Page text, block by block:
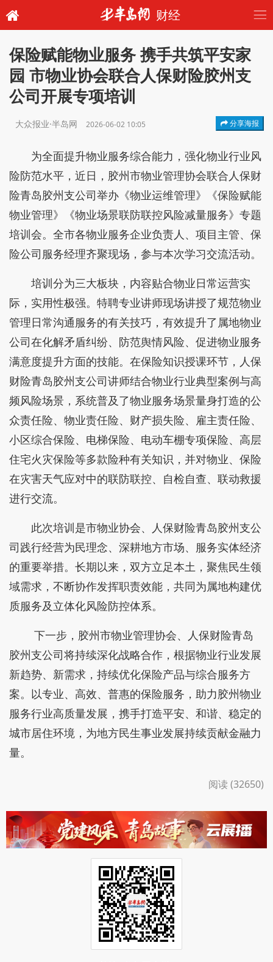
财经
保险赋能物业服务 携手共筑平安家
园 市物业协会联合人保财险胶州支
公司开展专项培训
大众报业·半岛网 2026-06-02 10:05 分享海报
为全面提升物业服务综合能力，强化物业行业风
险防范水平，近日，胶州市物业管理协会联合人保财
险青岛胶州支公司举办《物业运维管理》《保险赋能
物业管理》《物业场景联防联控风险减量服务》专题
培训会。全市各物业服务企业负责人、项目主管、保
险公司服务经理齐聚现场，参与本次学习交流活动。
培训分为三大板块，内容贴合物业日常运营实
际，实用性极强。特聘专业讲师现场讲授了规范物业
管理日常沟通服务的有关技巧，有效提升了属地物业
公司在化解矛盾纠纷、防范舆情风险、促进物业服务
满意度提升方面的技能。在保险知识授课环节，人保
财险青岛胶州支公司讲师结合物业行业典型案例与高
频风险场景，系统普及了物业服务场景量身打造的公
众责任险、物业责任险、财产损失险、雇主责任险、
小区综合保险、电梯保险、电动车棚专项保险、高层
住宅火灾保险等多款险种有关知识，并对物业、保险
在灾害天气应对中的联防联控、自检自查、联动救援
进行交流。
此次培训是市物业协会、人保财险青岛胶州支公
司践行经营为民理念、深耕地方市场、服务实体经济
的重要举措。长期以来，双方立足本土，聚焦民生领
域需求，不断协作发挥职责效能，共同为属地构建优
质服务及立体化风险防控体系。
下一步，胶州市物业管理协会、人保财险青岛
胶州支公司将持续深化战略合作，根据物业行业发展
新趋势、新需求，持续优化保险产品与综合服务方
案。以专业、高效、普惠的保险服务，助力胶州物业
服务行业高质量发展，携手打造平安、和谐、稳定的
城市居住环境，为地方民生事业发展持续贡献金融力
量。
阅读 (32650)